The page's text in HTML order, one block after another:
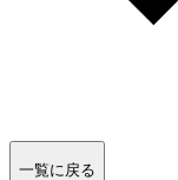
一覧に戻る